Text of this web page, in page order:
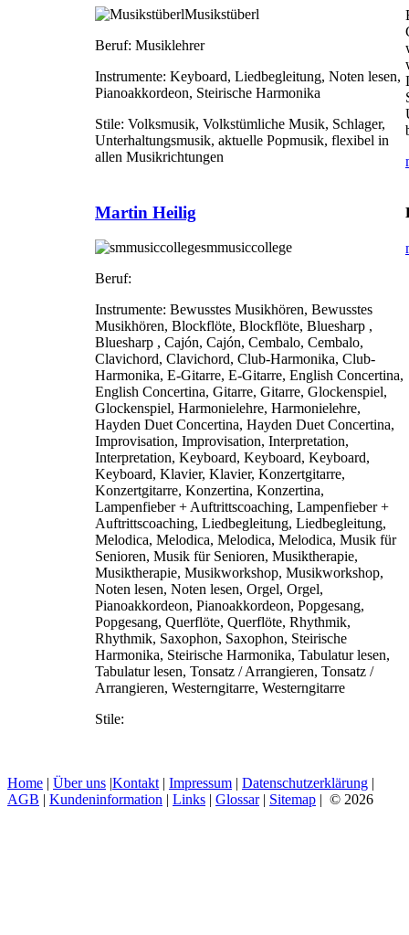
Musikstüberl
Beruf: Musiklehrer
Instrumente: Keyboard, Liedbegleitung, Noten lesen,
Pianoakkordeon, Steirische Harmonika
Stile: Volksmusik, Volkstümliche Musik, Schlager,
Unterhaltungsmusik, aktuelle Popmusik, flexibel in
allen Musikrichtungen
Martin Heilig
smmusiccollege
Beruf:
Instrumente: Bewusstes Musikhören, Bewusstes
Musikhören, Blockflöte, Blockflöte, Bluesharp ,
Bluesharp , Cajón, Cajón, Cembalo, Cembalo,
Clavichord, Clavichord, Club-Harmonika, Club-
Harmonika, E-Gitarre, E-Gitarre, English Concertina,
English Concertina, Gitarre, Gitarre, Glockenspiel,
Glockenspiel, Harmonielehre, Harmonielehre,
Hayden Duet Concertina, Hayden Duet Concertina,
Improvisation, Improvisation, Interpretation,
Interpretation, Keyboard, Keyboard, Keyboard,
Keyboard, Klavier, Klavier, Konzertgitarre,
Konzertgitarre, Konzertina, Konzertina,
Lampenfieber + Auftrittscoaching, Lampenfieber +
Auftrittscoaching, Liedbegleitung, Liedbegleitung,
Melodica, Melodica, Melodica, Melodica, Musik für
Senioren, Musik für Senioren, Musiktherapie,
Musiktherapie, Musikworkshop, Musikworkshop,
Noten lesen, Noten lesen, Orgel, Orgel,
Pianoakkordeon, Pianoakkordeon, Popgesang,
Popgesang, Querflöte, Querflöte, Rhythmik,
Rhythmik, Saxophon, Saxophon, Steirische
Harmonika, Steirische Harmonika, Tabulatur lesen,
Tabulatur lesen, Tonsatz / Arrangieren, Tonsatz /
Arrangieren, Westerngitarre, Westerngitarre
Stile:
Home | Über uns |Kontakt | Impressum | Datenschutzerklärung |
AGB | Kundeninformation | Links | Glossar| Sitemap | © 2026